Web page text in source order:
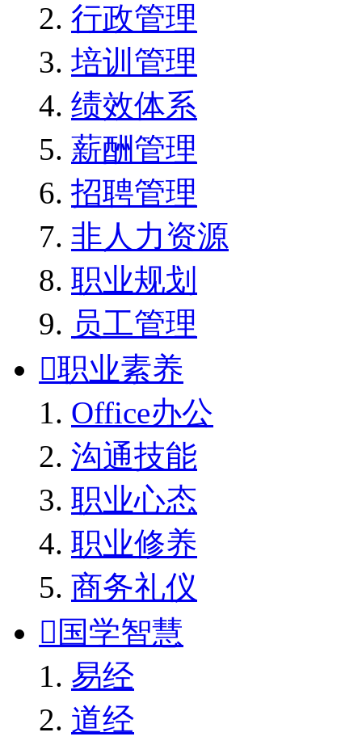
行政管理
培训管理
绩效体系
薪酬管理
招聘管理
非人力资源
职业规划
员工管理
职业素养
Office办公
沟通技能
职业心态
职业修养
商务礼仪
国学智慧
易经
道经